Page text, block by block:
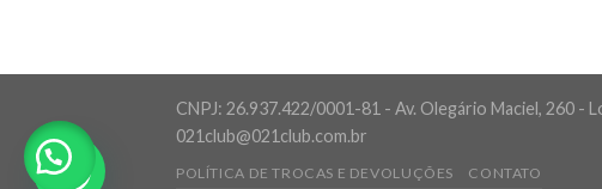
CNPJ: 26.937.422/0001-81 - Av. Olegário Maciel, 260 -
021club@021club.com.br
POLÍTICA DE TROCAS E DEVOLUÇÕES CONTATO